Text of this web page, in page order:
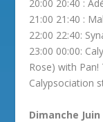
20:00 20:40 :
21:00 21:40 :
22:00 22:40:
23:00 00:00:
Rose) with
Calypsociation
Dimanche Juin